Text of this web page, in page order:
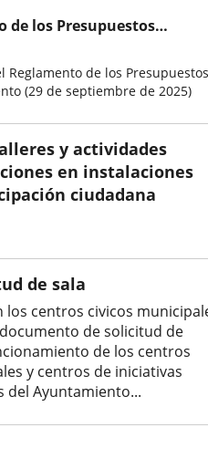
externa.externa.
de los Presupuestos
de los Presupuestos
(29 de septiembre de 2025)
y actividades
en instalaciones
ciudadana
de sala
los centros civicos
de solicitud de
de los centros
y centros de iniciativas
del Ayuntamiento...